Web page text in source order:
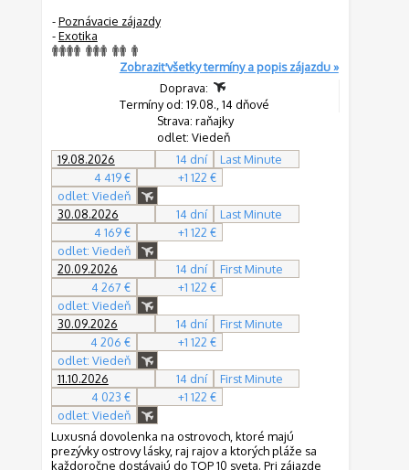
-Poznávacie zájazdy
-Exotika
Zobraziť všetky termíny a popis zájazdu »
Doprava:
Termíny od: 19.08., 14 dňové
Strava: raňajky
odlet: Viedeň
19.08.2026
14 dní
Last Minute
4 419 €
+1 122 €
odlet: Viedeň
30.08.2026
14 dní
Last Minute
4 169 €
+1 122 €
odlet: Viedeň
20.09.2026
14 dní
First Minute
4 267 €
+1 122 €
odlet: Viedeň
30.09.2026
14 dní
First Minute
4 206 €
+1 122 €
odlet: Viedeň
11.10.2026
14 dní
First Minute
4 023 €
+1 122 €
odlet: Viedeň
Luxusná dovolenka na ostrovoch, ktoré majú
prezývky ostrovy lásky, raj rajov a ktorých pláže sa
každoročne dostávajú do TOP 10 sveta. Pri zájazde